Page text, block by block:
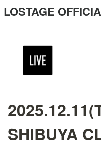
LOSTAGE
SHIBUYA